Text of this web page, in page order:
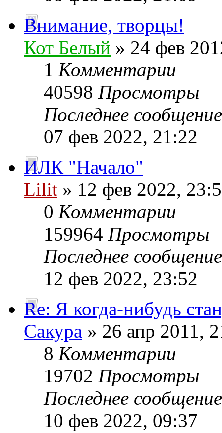
Внимание, творцы!
Кот Белый » 24 фев
1 Комментарии
40598 Просмотры
Последнее
07 фев 2022, 21:22
ИЛК "Начало"
Lilit » 12 фев 2022,
0 Комментарии
159964 Просмотры
Последнее
12 фев 2022, 23:52
Re: Я когда-нибудь
Сакура » 26 апр 2011,
8 Комментарии
19702 Просмотры
Последнее
10 фев 2022, 09:37